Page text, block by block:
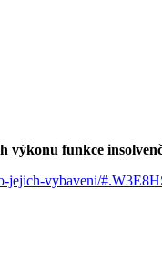
výkonu funkce
jejich-vybaveni/